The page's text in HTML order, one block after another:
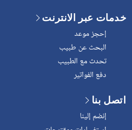
خدمات عبر الانترنت
إحجز موعد
البحث عن طبيب
تحدث مع الطبيب
دفع الفواتير
اتصل بنا
إنضم إلينا